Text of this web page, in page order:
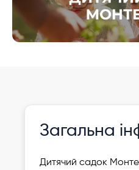
Загальна
Дитячий садок